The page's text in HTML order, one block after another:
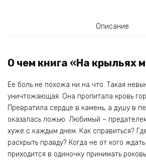
Описание
О чем книга «На крыльях
Ее боль не похожа ни на что. Такая
уничтожающая. Она пропитала кровь
Превратила сердце в камень, а душу в
оказалась ложью. Любимый –
хуже с каждым днем. Как справиться?
раскрыть правду? Когда не от кого
приходится в одиночку принимать